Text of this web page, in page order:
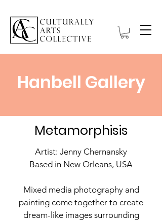
Hanbell Gallery
Metamorphisis
Artist: Jenny Chernansky
Based in New Orleans, USA
Mixed media photography and
painting come together to create
dream-like images surrounding